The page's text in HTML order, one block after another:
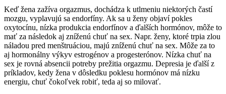
Keď žena zažíva orgazmus, dochádza k utlmeniu niektorých častí
mozgu, vyplavujú sa endorfíny. Ak sa u ženy objaví pokles
oxytocínu, nízka produkcia endorfínov a ďalších hormónov, môže to
mať za následok aj zníženú chuť na sex. Napr. ženy, ktoré trpia zlou
náladou pred menštruáciou, majú zníženú chuť na sex. Môže za to
aj hormonálny výkyv estrogénov a progesterónov. Nízka chuť na
sex je rovná absencii potreby prežitia orgazmu. Depresia je ďalší z
príkladov, kedy žena v dôsledku poklesu hormónov má nízku
energiu, chuť čokoľvek robiť, teda aj so milovať.